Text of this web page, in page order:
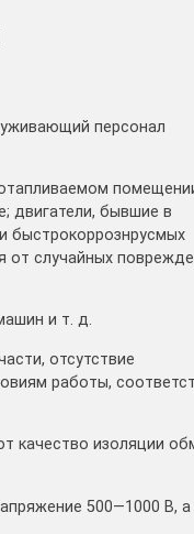
персонал
двигатели, бывшие в
быстрокоррознрусмых
от случайных
и т. д.
отсутствие
работы,
качество изоляции
500—1000 В,